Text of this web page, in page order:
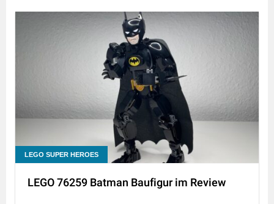
LEGO SUPER HEROES
LEGO 76259 Batman Baufigur im Review